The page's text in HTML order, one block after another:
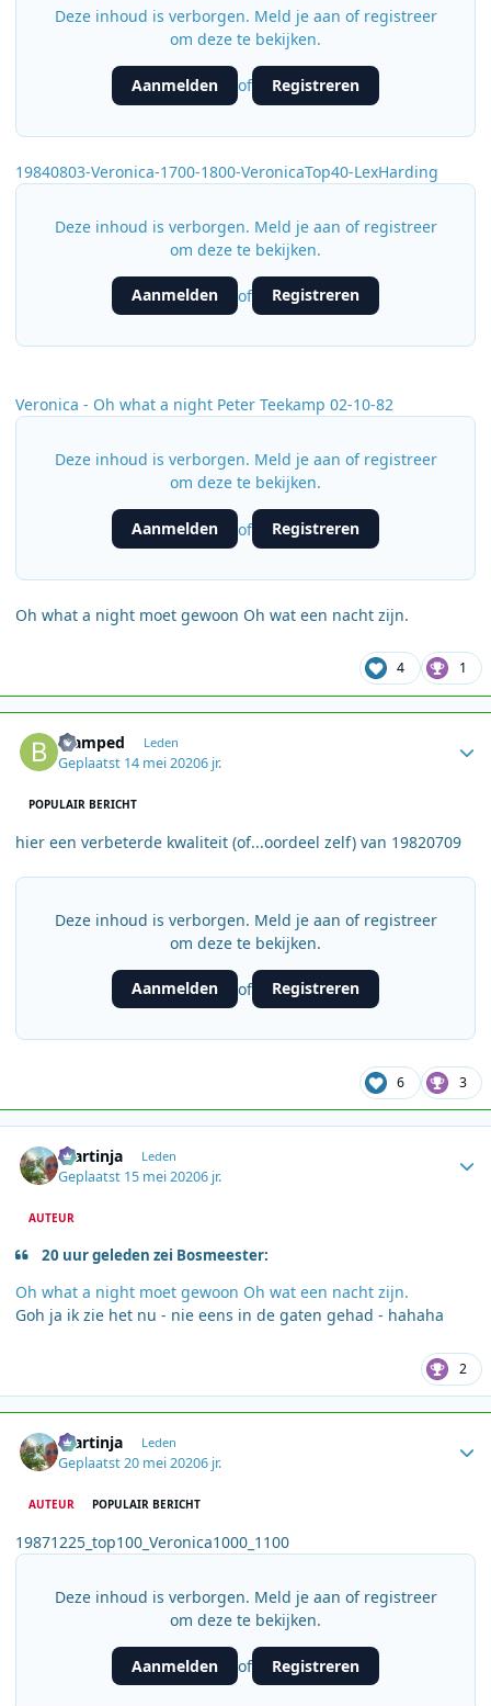
Deze inhoud is verborgen. Meld je aan of registreer
om deze te bekijken.
Aanmelden of Registreren
19840803-Veronica-1700-1800-VeronicaTop40-LexHarding
Deze inhoud is verborgen. Meld je aan of registreer
om deze te bekijken.
Aanmelden of Registreren
Veronica - Oh what a night Peter Teekamp 02-10-82
Deze inhoud is verborgen. Meld je aan of registreer
om deze te bekijken.
Aanmelden of Registreren
Oh what a night moet gewoon Oh wat een nacht zijn.
4 1
Biamped Leden
Geplaatst 14 mei 20206 jr.
POPULAIR BERICHT
hier een verbeterde kwaliteit (of...oordeel zelf) van 19820709
Deze inhoud is verborgen. Meld je aan of registreer
om deze te bekijken.
Aanmelden of Registreren
6 3
martinja Leden
Geplaatst 15 mei 20206 jr.
AUTEUR
20 uur geleden zei Bosmeester:
Oh what a night moet gewoon Oh wat een nacht zijn.
Goh ja ik zie het nu - nie eens in de gaten gehad - hahaha
2
martinja Leden
Geplaatst20 mei 20206 jr.
AUTEUR POPULAIR BERICHT
19871225_top100_Veronica1000_1100
Deze inhoud is verborgen. Meld je aan of registreer
om deze te bekijken.
Aanmelden of Registreren